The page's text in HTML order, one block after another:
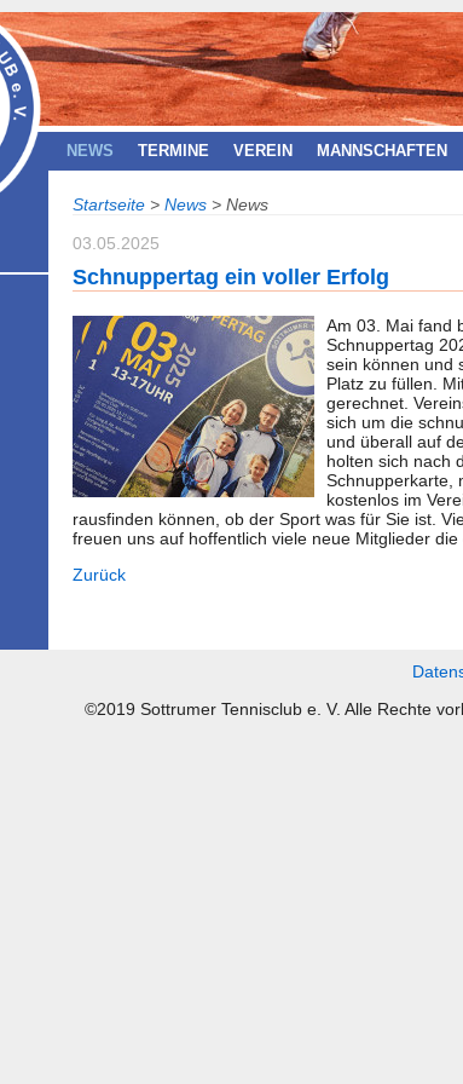
NEWS TERMINE VEREIN MANNSCHAFTEN
Startseite > News > News
03.05.2025
Schnuppertag ein voller Erfolg
Am 03. Mai fand
Schnuppertag
sein können und
Platz zu füllen.
gerechnet.
sich um die
und überall auf
holten sich nach
Schnupperkarte,
kostenlos im
rausfinden können, ob der Sport was für Sie ist.
freuen uns auf hoffentlich viele neue Mitglieder
Zurück
©2019 Sottrumer Tennisclub e. V. Alle Rechte